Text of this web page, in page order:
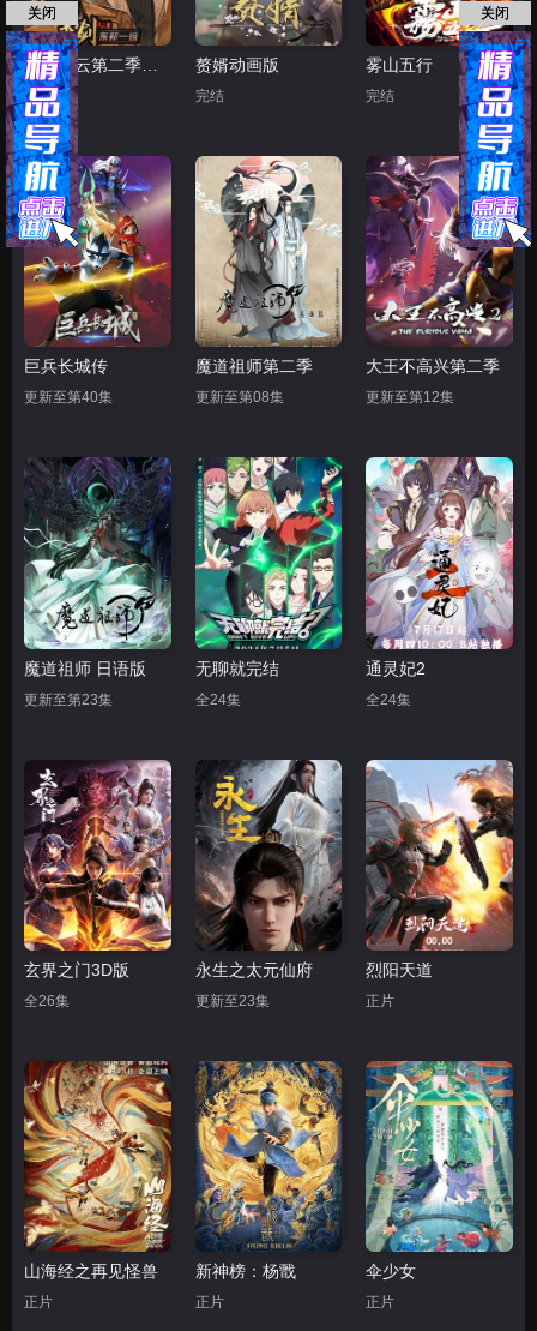
完结
赘婿动画版
完结
雾山五行
完结
巨兵长城传
更新至第40集
魔道祖师第二季
更新至第08集
大王不高兴第二季
更新至第12集
魔道祖师 日语版
更新至第23集
无聊就完结
全24集
通灵妃2
全24集
玄界之门3D版
全26集
永生之太元仙府
更新至23集
烈阳天道
正片
山海经之再见怪兽
正片
新神榜：杨戬
正片
伞少女
正片
关闭 关闭